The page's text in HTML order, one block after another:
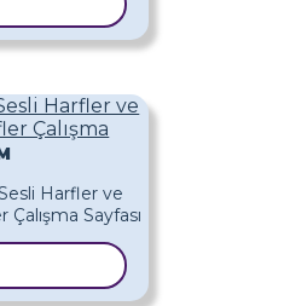
Harfler ve
Çalışma